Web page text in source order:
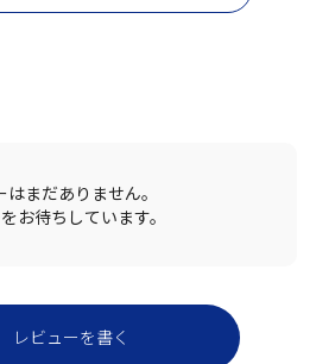
はまだありません。
お待ちしています。
レビューを書く